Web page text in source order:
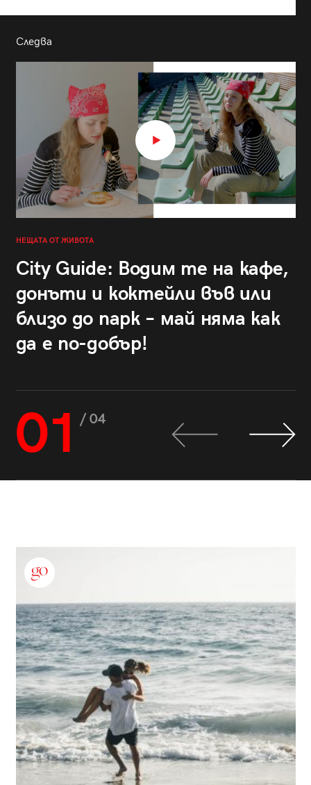
Следва
НЕЩАТА ОТ ЖИВОТА
City Guide: Водим те на кафе,
донъти и коктейли във или
близо до парк – май няма как
да е по-добър!
01 / 04